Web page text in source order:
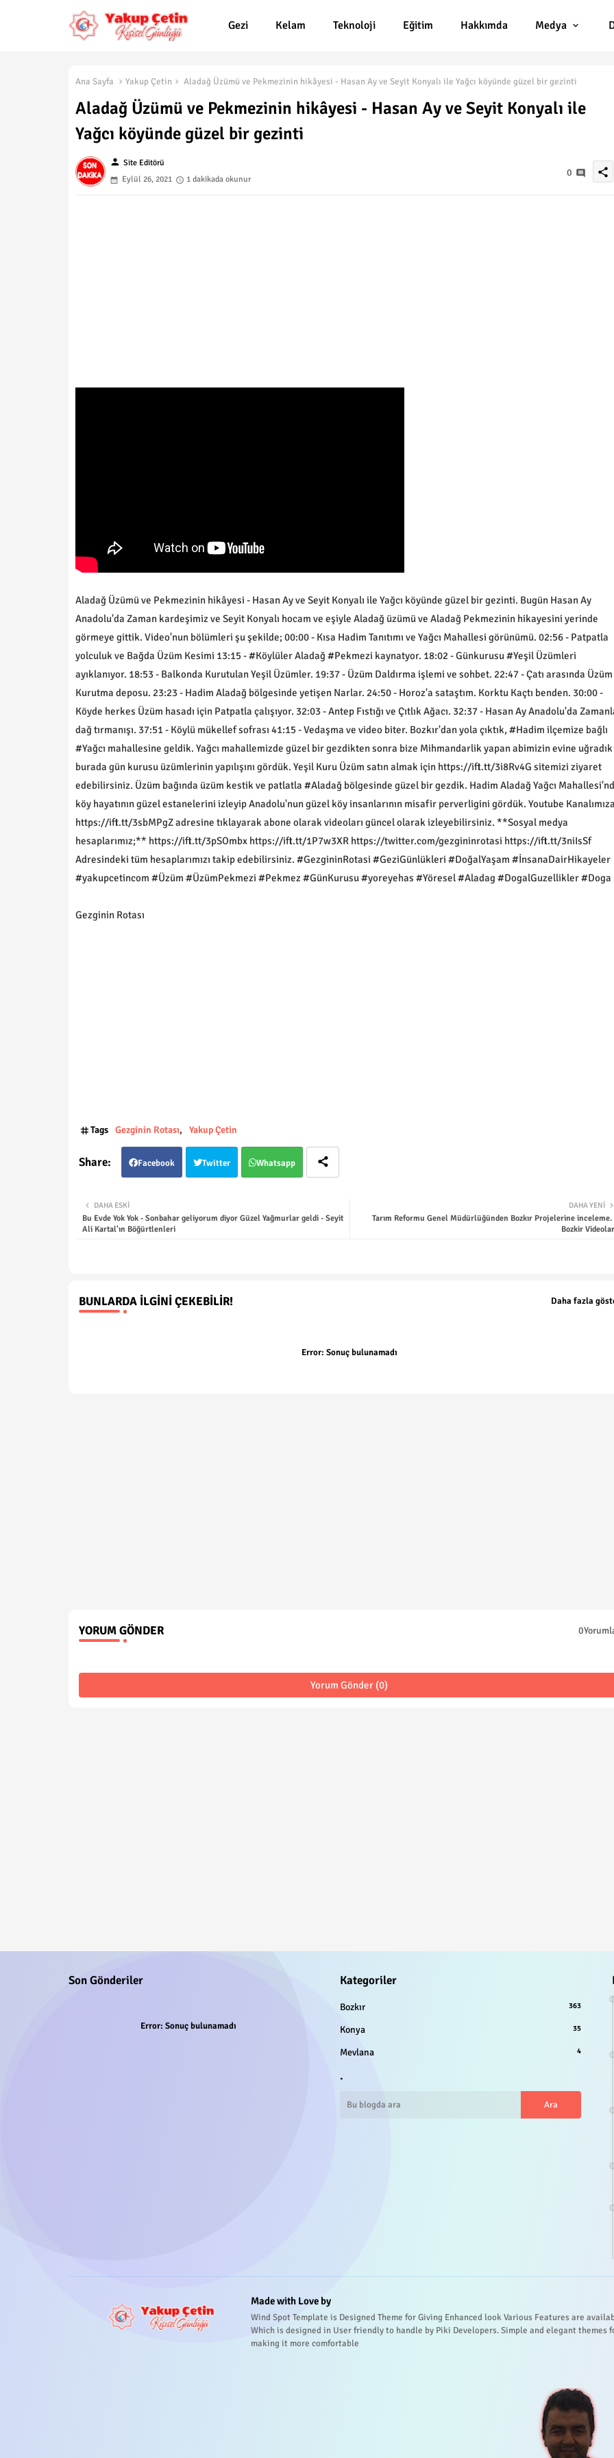
Gezi Kelam Teknoloji Eğitim Hakkımda Medya
Ana Sayfa Yakup Çetin Aladağ Üzümü ve Pekmezinin hikâyesi - Hasan Ay ve Seyit Konyalı ile Yağcı köyünde güzel bir gezinti
Aladağ Üzümü ve Pekmezinin hikâyesi - Hasan Ay ve Seyit Konyalı ile
Yağcı köyünde güzel bir gezinti
person Site Editörü
Eylül 26, 2021
1 dakikada okunur
0 share
Aladağ Üzümü ve Pekmezinin hikâyesi - Hasan Ay ve Seyit Konyalı ile Yağcı köyünde güzel bir gezinti. Bugün Hasan Ay
Anadolu'da Zaman kardeşimiz ve Seyit Konyalı hocam ve eşiyle Aladağ üzümü ve Aladağ Pekmezinin hikayesini yerinde
görmeye gittik. Video'nun bölümleri şu şekilde; 00:00 - Kısa Hadim Tanıtımı ve Yağcı Mahallesi görünümü. 02:56 - Patpatla
yolculuk ve Bağda Üzüm Kesimi 13:15 - #Köylüler Aladağ #Pekmezi kaynatyor. 18:02 - Günkurusu #Yeşil Üzümleri
ayıklanıyor. 18:53 - Balkonda Kurutulan Yeşil Üzümler. 19:37 - Üzüm Daldırma işlemi ve sohbet. 22:47 - Çatı arasında Üzüm
Kurutma deposu. 23:23 - Hadim Aladağ bölgesinde yetişen Narlar. 24:50 - Horoz'a sataştım. Korktu Kaçtı benden. 30:00 -
Köyde herkes Üzüm hasadı için Patpatla çalışıyor. 32:03 - Antep Fıstığı ve Çıtlık Ağacı. 32:37 - Hasan Ay Anadolu'da
dağ tırmanışı. 37:51 - Köylü mükellef sofrası 41:15 - Vedaşma ve video biter. Bozkır'dan yola çıktık, #Hadim ilçemize bağlı
#Yağcı mahallesine geldik. Yağcı mahallemizde güzel bir gezdikten sonra bize Mihmandarlik yapan abimizin evine uğradık
burada gün kurusu üzümlerinin yapılışını gördük. Yeşil Kuru Üzüm satın almak için https://ift.tt/3i8Rv4G sitemizi ziyaret
edebilirsiniz. Üzüm bağında üzüm kestik ve patlatla #Aladağ bölgesinde güzel bir gezdik. Hadim Aladağ Yağcı
köy hayatının güzel estanelerini izleyip Anadolu'nun güzel köy insanlarının misafir perverligini gördük. Youtube
https://ift.tt/3sbMPgZ adresine tıklayarak abone olarak videoları güncel olarak izleyebilirsiniz. **Sosyal medya
hesaplarımız;** https://ift.tt/3pSOmbx https://ift.tt/1P7w3XR https://twitter.com/gezgininrotasi https://ift.tt/3niIsSf
Adresindeki tüm hesaplarımızı takip edebilirsiniz. #GezgininRotasi #GeziGünlükleri #DoğalYaşam #İnsanaDairHikayeler
#yakupcetincom #Üzüm #ÜzümPekmezi #Pekmez #GünKurusu #yoreyehas #Yöresel #Aladag #DogalGuzellikler #Doga
Gezginin Rotası
Tags Gezginin Rotası Yakup Çetin
Facebook Twitter Whatsapp
DAHA YENI
​Tarım Reformu Genel Müdürlüğünden Bozkır Projelerine inceleme.
Bozkir
DAHA ESKI
Bu Evde Yok Yok - Sonbahar geliyorum diyor Güzel Yağmurlar geldi - Seyit
Ali Kartal'ın Böğürtlenleri
BUNLARDA İLGINI ÇEKEBILIR! Daha fazla
Error: Sonuç bulunamadı
YORUM GÖNDER
Yorum Gönder (0)
Son Gönderiler
Error: Sonuç bulunamadı
Kategoriler
Bozkır 363
Konya 35
Mevlana 4
.
Made with Love by
Wind Spot Template is Designed Theme for Giving Enhanced look Various Features are
Which is designed in User friendly to handle by Piki Developers. Simple and elegant themes
making it more comfortable